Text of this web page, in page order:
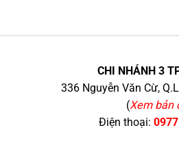
CHI NHÁNH 3
336 Nguyễn Văn Cừ,
(Xem bản
Điện thoại: